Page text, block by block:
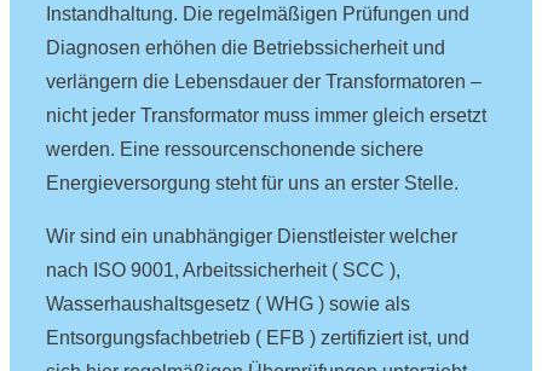
Instandhaltung. Die regelmäßigen Prüfungen und
Diagnosen erhöhen die Betriebssicherheit und
verlängern die Lebensdauer der Transformatoren –
nicht jeder Transformator muss immer gleich ersetzt
werden. Eine ressourcenschonende sichere
Energieversorgung steht für uns an erster Stelle.
Wir sind ein unabhängiger Dienstleister welcher
nach ISO 9001, Arbeitssicherheit ( SCC ),
Wasserhaushaltsgesetz ( WHG ) sowie als
Entsorgungsfachbetrieb ( EFB ) zertifiziert ist, und